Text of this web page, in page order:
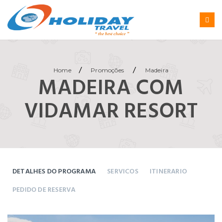
Home / Promoções / Madeira
MADEIRA COM
VIDAMAR RESORT
DETALHES DO PROGRAMA SERVICOS
ITINERARIO
PEDIDO DE RESERVA